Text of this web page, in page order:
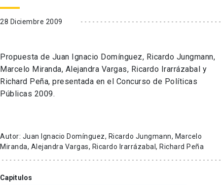
28 Diciembre 2009
Propuesta de Juan Ignacio Domínguez, Ricardo Jungmann,
Marcelo Miranda, Alejandra Vargas, Ricardo Irarrázabal y
Richard Peña, presentada en el Concurso de Políticas
Públicas 2009.
Autor: Juan Ignacio Domínguez, Ricardo Jungmann, Marcelo
Miranda, Alejandra Vargas, Ricardo Irarrázabal, Richard Peña
Capitulos